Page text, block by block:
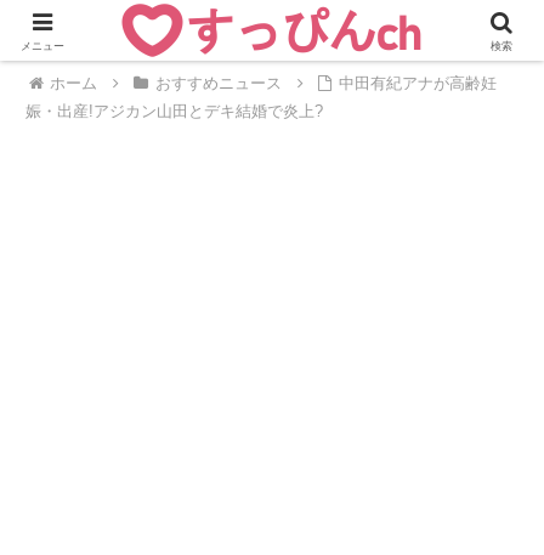
ホーム おすすめニュース
中田有紀アナが高齢妊
娠・出産!アジカン山田とデキ結婚で炎上?
メニュー 検索